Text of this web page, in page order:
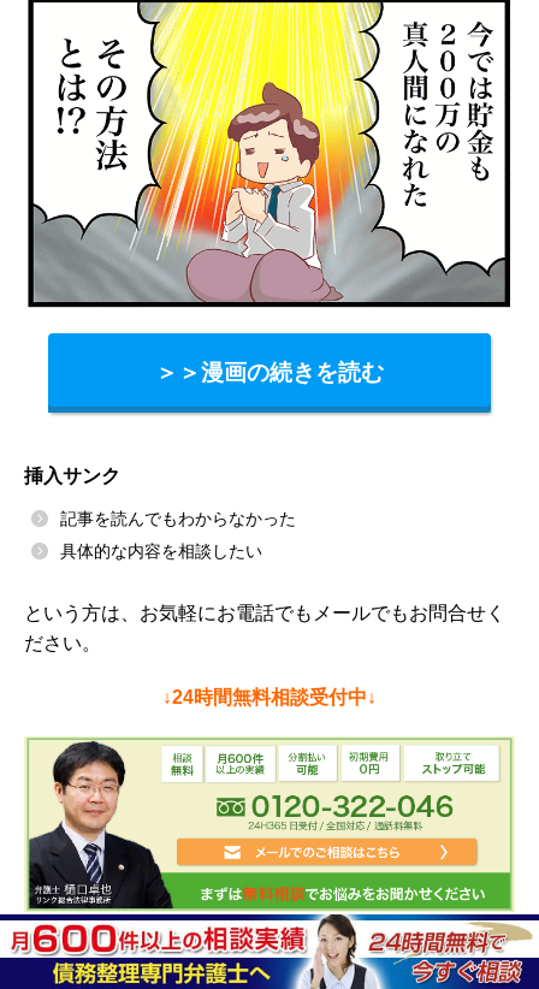
＞＞漫画の続きを読む
挿入サンク
記事を読んでもわからなかった
具体的な内容を相談したい
という方は、お気軽にお電話でもメールでもお問合せく
ださい。
↓24時間無料相談受付中↓
今すぐ電話相談してみる